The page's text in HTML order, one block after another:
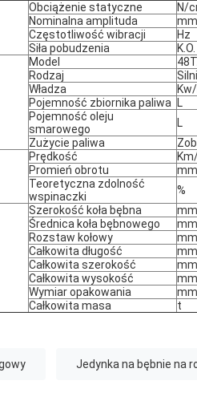
Obciążenie statyczne N/
Nominalna amplituda
mm
Częstotliwość wibracji
Hz
Siła pobudzenia
K.O.
Model
Rodzaj
Władza
Pojemność zbiornika paliwa
L
Pojemność oleju
smarowego
L
Zużycie paliwa
Prędkość
Promień obrotu
mm
Teoretyczna zdolność
wspinaczki
%
Szerokość koła bębna mm
Średnica koła bębnowego
mm
Rozstaw kołowy
mm
Całkowita długość
mm
Całkowita szerokość
mm
Całkowita wysokość
mm
Wymiar opakowania
mm
Całkowita masa
t
Jedynka na bębnie na